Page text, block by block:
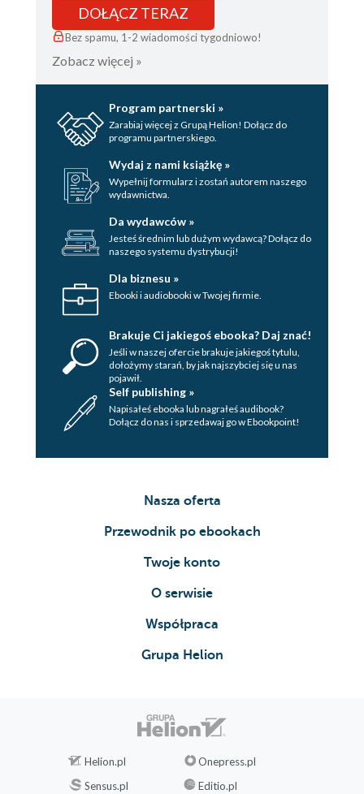
Trzydzieści pięć
Trzydzieści sześć
Trzydzieści siedem
Trzydzieści dziewięć
Czterdzieści jeden
Czterdzieści trzy
Czterdzieści pięć
Czterdzieści sześć
Czterdzieści siedem
Czterdzieści osiem
Czterdzieści dziewięć
Pięćdziesiąt dwa
Pięćdziesiąt trzy
Pięćdziesiąt cztery
Pięćdziesiąt sześć
Pięćdziesiąt siedem
Sześćdziesiąt jeden
DOŁĄCZ TERAZ
Bez spamu, 1-2 wiadomości tygodniowo!
Zobacz więcej »
Program partnerski »
Zarabiaj więcej z Grupą Helion! Dołącz do
programu partnerskiego.
Wydaj z nami książkę »
Wypełnij formularz i zostań autorem naszego
wydawnictwa.
Da wydawców »
Jesteś średnim lub dużym wydawcą? Dołącz do
naszego systemu dystrybucji!
Dla biznesu »
Ebooki i audiobooki w Twojej firmie.
Brakuje Ci jakiegoś ebooka? Daj znać!
Jeśli w naszej ofercie brakuje jakiegoś tytulu,
dołożymy starań, by jak najszybciej się u nas
pojawił.
Self publishing »
Napisałeś ebooka lub nagrałeś audibook?
Dołącz do nas i sprzedawaj go w Ebookpoint!
Nasza oferta
Przewodnik po ebookach
Twoje konto
O serwisie
Współpraca
Grupa Helion
Helion.pl
Onepress.pl
Sensus.pl
Editio.pl